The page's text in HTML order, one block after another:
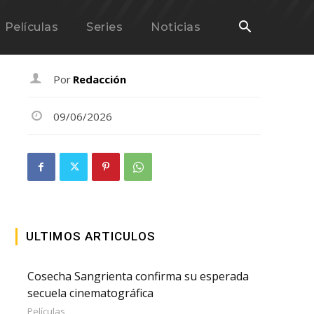
Películas Series Noticias
Por Redacción
09/06/2026
ULTIMOS ARTICULOS
Cosecha Sangrienta confirma su esperada
secuela cinematográfica
Películas